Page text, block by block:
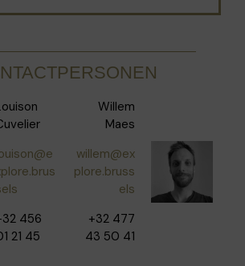
456
21 45
Willem
Maes
willem@ex
plore.bruss
els
+32 477
43 50 41